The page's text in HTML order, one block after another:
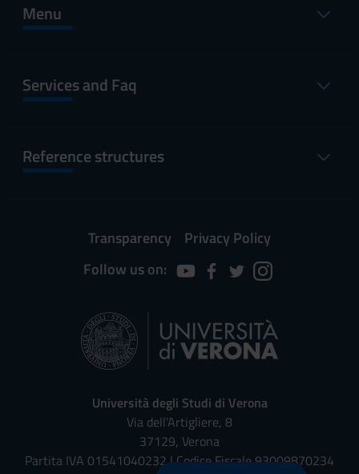
Menu
Services and Faq
Reference structures
Transparency
Privacy Policy
Follow us on:
Università degli Studi di Verona
Via dell'Artigliere, 8
37129, Verona
Partita IVA 01541040232 | Codice Fiscale 93009870234